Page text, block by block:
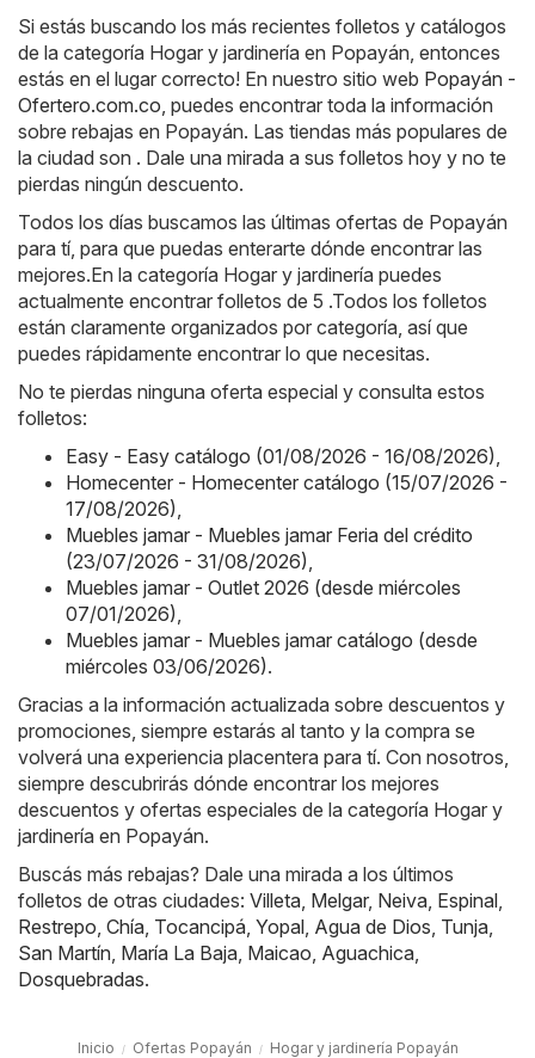
Si estás buscando los más recientes folletos y catálogos
de la categoría Hogar y jardinería en Popayán, entonces
estás en el lugar correcto! En nuestro sitio web Popayán -
Ofertero.com.co , puedes encontrar toda la información
sobre rebajas en Popayán. Las tiendas más populares de
la ciudad son . Dale una mirada a sus folletos hoy y no te
pierdas ningún descuento.
Todos los días buscamos las últimas ofertas de Popayán
para tí, para que puedas enterarte dónde encontrar las
mejores.En la categoría Hogar y jardinería puedes
actualmente encontrar folletos de 5 .Todos los folletos
están claramente organizados por categoría, así que
puedes rápidamente encontrar lo que necesitas.
No te pierdas ninguna oferta especial y consulta estos
folletos:
Easy - Easy catálogo (01/08/2026 - 16/08/2026)
Homecenter - Homecenter catálogo (15/07/2026 -
17/08/2026)
Muebles jamar - Muebles jamar Feria del crédito
(23/07/2026 - 31/08/2026)
Muebles jamar - Outlet 2026 (desde miércoles
07/01/2026)
Muebles jamar - Muebles jamar catálogo (desde
miércoles 03/06/2026).
Gracias a la información actualizada sobre descuentos y
promociones, siempre estarás al tanto y la compra se
volverá una experiencia placentera para tí. Con nosotros,
siempre descubrirás dónde encontrar los mejores
descuentos y ofertas especiales de la categoría Hogar y
jardinería en Popayán.
Buscás más rebajas? Dale una mirada a los últimos
folletos de otras ciudades: Villeta Melgar, Neiva Espinal
Restrepo Chía Tocancipá Yopal Agua de Dios Tunja
San Martín María La Baja Maicao Aguachica
Dosquebradas.
Inicio Ofertas Popayán Hogar y jardinería Popayán